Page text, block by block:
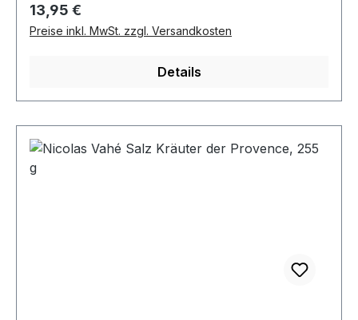
Regulärer Preis:
13,95 €
Preise inkl. MwSt. zzgl. Versandkosten
Details